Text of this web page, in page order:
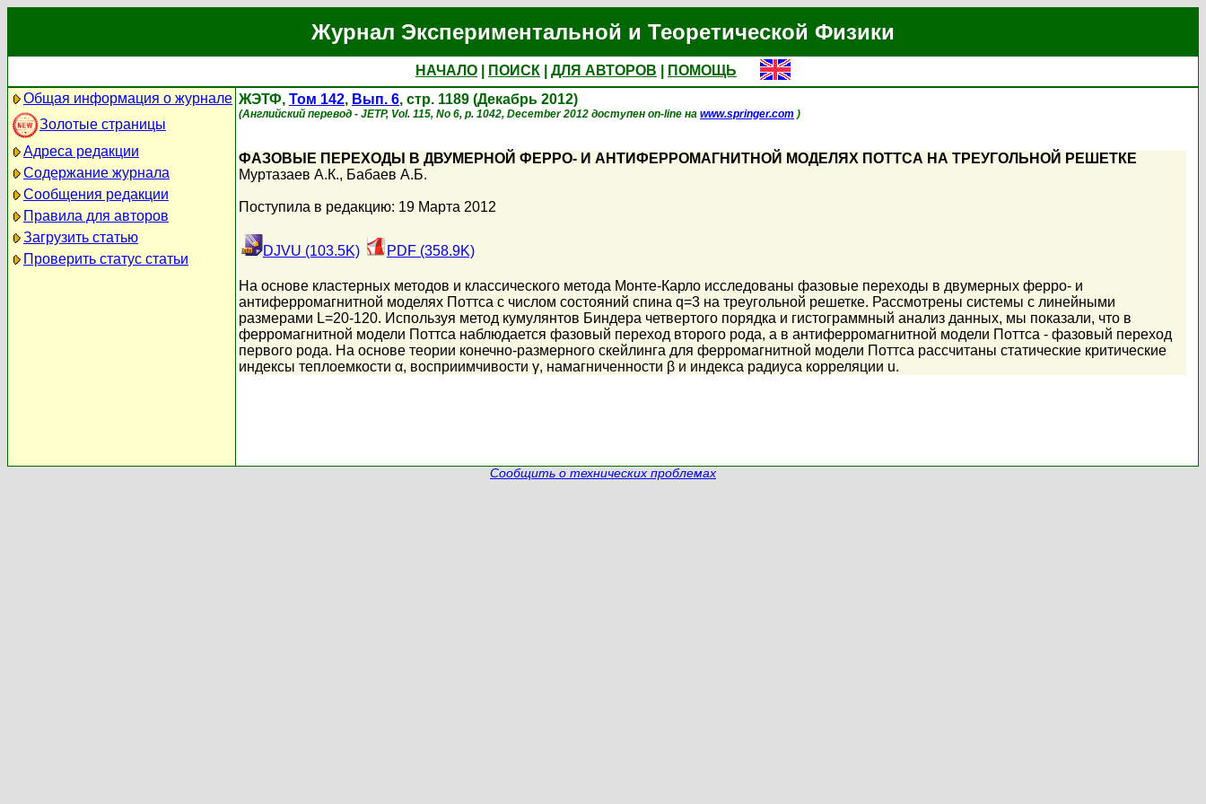
Журнал Экспериментальной и Теоретической Физики
НАЧАЛО ПОИСК ДЛЯ АВТОРОВ
ПОМОЩЬ
Общая информация о журнале
Золотые страницы
Адреса редакции
Содержание журнала
Сообщения редакции
Правила для авторов
Загрузить статью
Проверить статус статьи
ЖЭТФ, Том 142, Вып. 6, стр. 1189 (Декабрь 2012)
(Английский перевод - JETP, Vol. 115, No 6, p. 1042, December 2012 доступен on-line на www.springer.com )
ФАЗОВЫЕ ПЕРЕХОДЫ В ДВУМЕРНОЙ ФЕРРО- И АНТИФЕРРОМАГНИТНОЙ МОДЕЛЯХ ПОТТСА НА ТРЕУГОЛЬНОЙ РЕШЕТКЕ
Муртазаев А.К., Бабаев А.Б.
Поступила в редакцию: 19 Марта 2012
DJVU (103.5K) PDF (358.9K)
На основе кластерных методов и классического метода Монте-Карло исследованы фазовые переходы в двумерных ферро- и
антиферромагнитной моделях Поттса с числом состояний спина q=3 на треугольной решетке. Рассмотрены системы с линейными
размерами L=20-120. Используя метод кумулянтов Биндера четвертого порядка и гистограммный анализ данных, мы показали, что в
ферромагнитной модели Поттса наблюдается фазовый переход второго рода, а в антиферромагнитной модели Поттса - фазовый переход
первого рода. На основе теории конечно-размерного скейлинга для ферромагнитной модели Поттса рассчитаны статические критические
индексы теплоемкости α, восприимчивости γ, намагниченности β и индекса радиуса корреляции u.
Сообщить о технических проблемах